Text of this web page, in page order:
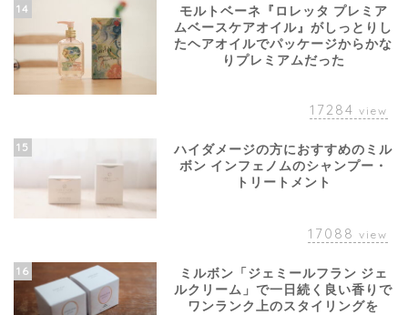
14
モルトベーネ『ロレッタ プレミア
ムベースケアオイル』がしっとりし
たヘアオイルでパッケージからかな
りプレミアムだった
17284 view
15
ハイダメージの方におすすめのミル
ボン インフェノムのシャンプー・
トリートメント
17088 view
16
ミルボン「ジェミールフラン ジェ
ルクリーム」で一日続く良い香りで
ワンランク上のスタイリングを